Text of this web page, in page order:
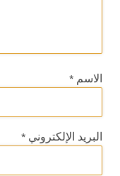
الاسم *
البريد الإلكتروني *